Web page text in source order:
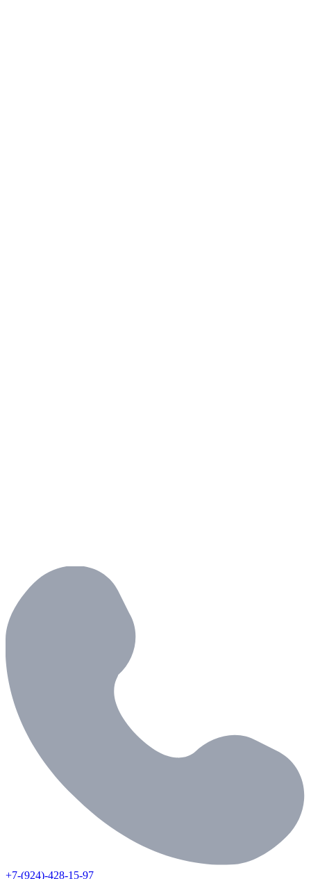
+7-(924)-428-15-97